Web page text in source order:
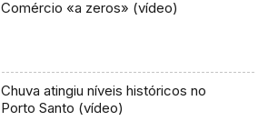
Comércio «a zeros» (vídeo)
Chuva atingiu níveis históricos no
Porto Santo (vídeo)